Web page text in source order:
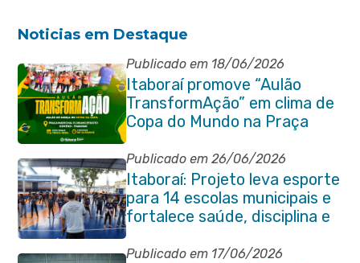
Noticias em Destaque
Publicado em 18/06/2026
Itaboraí promove “Aulão
TransformAção” em clima de
Copa do Mundo na Praça
Marechal Floriano Peixoto
Publicado em 26/06/2026
Itaboraí: Projeto leva esporte
para 14 escolas municipais e
fortalece saúde, disciplina e
aprendizado
Publicado em 17/06/2026